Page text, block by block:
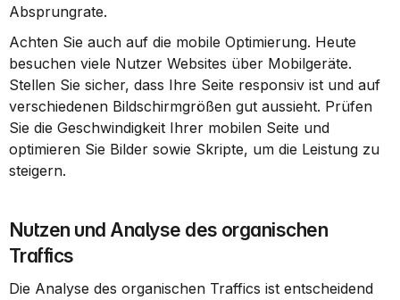
Absprungrate.
Achten Sie auch auf die mobile Optimierung. Heute
besuchen viele Nutzer Websites über Mobilgeräte.
Stellen Sie sicher, dass Ihre Seite responsiv ist und auf
verschiedenen Bildschirmgrößen gut aussieht. Prüfen
Sie die Geschwindigkeit Ihrer mobilen Seite und
optimieren Sie Bilder sowie Skripte, um die Leistung zu
steigern.
Nutzen und Analyse des organischen
Traffics
Die Analyse des organischen Traffics ist entscheidend